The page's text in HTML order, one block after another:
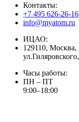
Контакты:
+7 495 626-26-16
info@myatom.ru
ИЦАО:
129110, Москва,
Часы работы:
ПН – ПТ
9:00–18:00